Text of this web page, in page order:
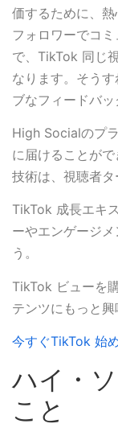
価するために、
フォロワーでコ
で、TikTok 同じ
なります。そう
ブなフィードバッ
High Socialのプ
に届けることが
技術は、視聴者タ
TikTok 成長エキ
ーやエンゲージ
う。
TikTok ビューを
テンツにもっと
今すぐTikTok 始
ハイ・
こと